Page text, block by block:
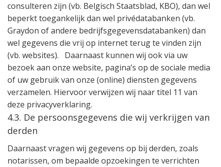
consulteren zijn (vb. Belgisch Staatsblad, KBO), dan wel
beperkt toegankelijk dan wel privédatabanken (vb.
Graydon of andere bedrijfsgegevensdatabanken) dan
wel gegevens die vrij op internet terug te vinden zijn
(vb. websites).
Daarnaast kunnen wij ook via uw
bezoek aan onze website, pagina’s op de sociale media
of uw gebruik van onze (online) diensten gegevens
verzamelen. Hiervoor verwijzen wij naar titel 11 van
deze privacyverklaring.
4.3. De persoonsgegevens die wij verkrijgen van
derden
Daarnaast vragen wij gegevens op bij derden, zoals
notarissen, om bepaalde opzoekingen te verrichten